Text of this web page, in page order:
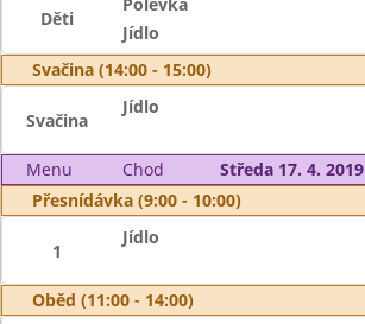
Děti
Jídlo
Svačina (14:00 - 15:00)
Svačina
Jídlo
Menu Chod
Středa 17. 4. 2019
Přesnídávka (9:00 - 10:00)
1
Jídlo
Oběd (11:00 - 14:00)